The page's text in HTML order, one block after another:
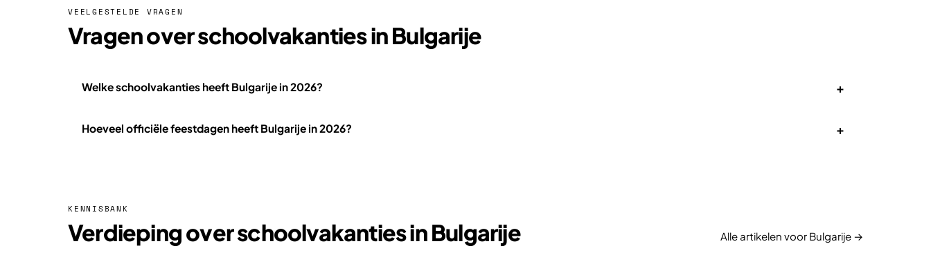
VEELGESTELDE VRAGEN
Vragen over schoolvakanties in Bulgarije
Welke schoolvakanties heeft Bulgarije in 2026? +
Hoeveel officiële feestdagen heeft Bulgarije in 2026? +
KENNISBANK
Verdieping over schoolvakanties in Bulgarije Alle artikelen voor Bulgarije →